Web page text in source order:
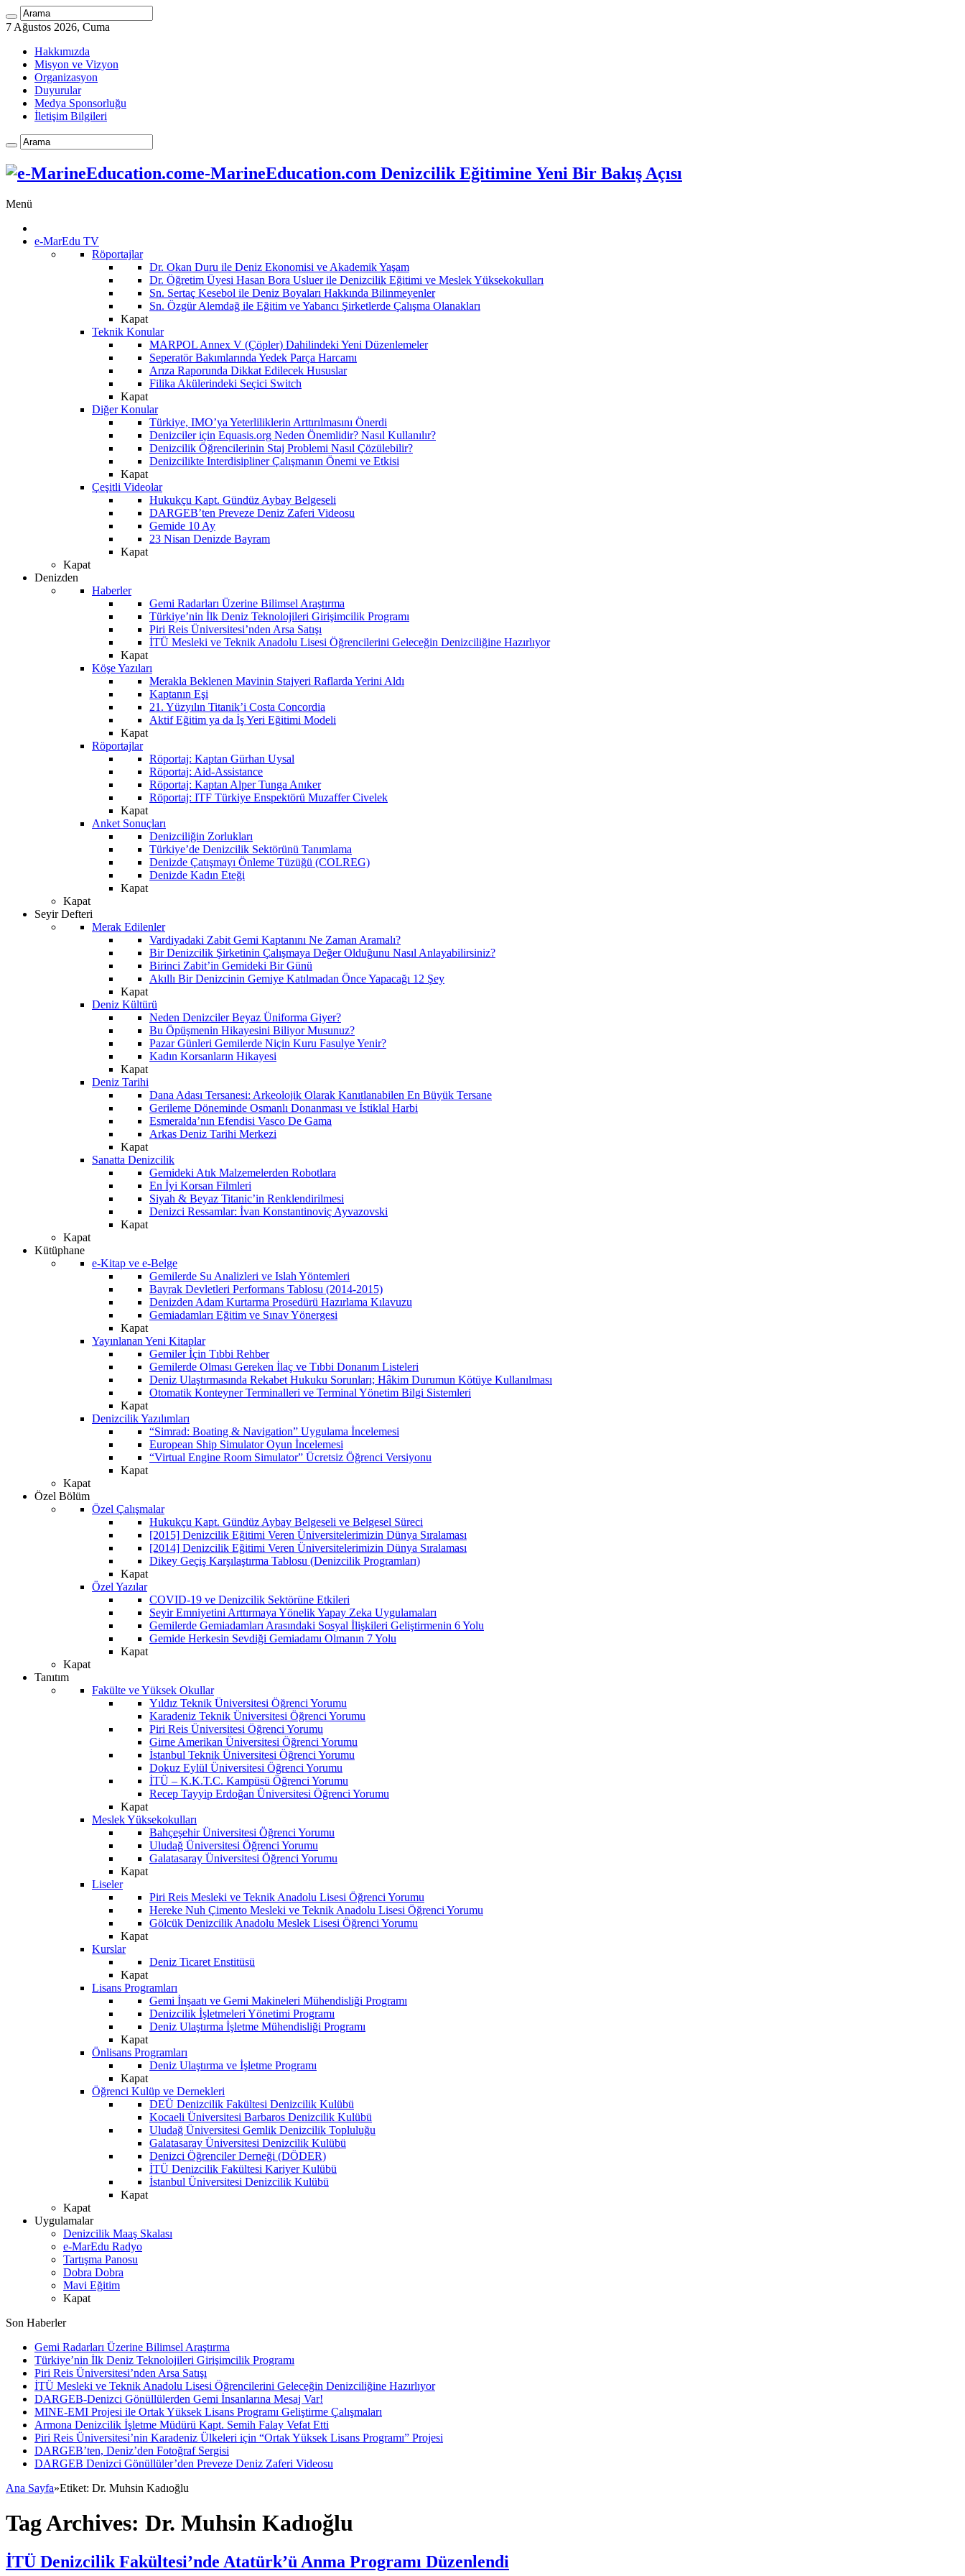
7 Ağustos 2026, Cuma
Hakkımızda
Misyon ve Vizyon
Organizasyon
Duyurular
Medya Sponsorluğu
İletişim Bilgileri
e-MarineEducation.com Denizcilik Eğitimine Yeni Bir Bakış Açısı
Menü
e-MarEdu TV
Röportajlar
Dr. Okan Duru ile Deniz Ekonomisi ve Akademik Yaşam
Dr. Öğretim Üyesi Hasan Bora Usluer ile Denizcilik Eğitimi ve Meslek Yüksekokulları
Sn. Sertaç Kesebol ile Deniz Boyaları Hakkında Bilinmeyenler
Sn. Özgür Alemdağ ile Eğitim ve Yabancı Şirketlerde Çalışma Olanakları
Kapat
Teknik Konular
MARPOL Annex V (Çöpler) Dahilindeki Yeni Düzenlemeler
Seperatör Bakımlarında Yedek Parça Harcamı
Arıza Raporunda Dikkat Edilecek Hususlar
Filika Akülerindeki Seçici Switch
Kapat
Diğer Konular
Türkiye, IMO’ya Yeterliliklerin Arttırılmasını Önerdi
Denizciler için Equasis.org Neden Önemlidir? Nasıl Kullanılır?
Denizcilik Öğrencilerinin Staj Problemi Nasıl Çözülebilir?
Denizcilikte Interdisipliner Çalışmanın Önemi ve Etkisi
Kapat
Çeşitli Videolar
Hukukçu Kapt. Gündüz Aybay Belgeseli
DARGEB’ten Preveze Deniz Zaferi Videosu
Gemide 10 Ay
23 Nisan Denizde Bayram
Kapat
Kapat
Denizden
Haberler
Gemi Radarları Üzerine Bilimsel Araştırma
Türkiye’nin İlk Deniz Teknolojileri Girişimcilik Programı
Piri Reis Üniversitesi’nden Arsa Satışı
İTÜ Mesleki ve Teknik Anadolu Lisesi Öğrencilerini Geleceğin Denizciliğine Hazırlıyor
Kapat
Köşe Yazıları
Merakla Beklenen Mavinin Stajyeri Raflarda Yerini Aldı
Kaptanın Eşi
21. Yüzyılın Titanik’i Costa Concordia
Aktif Eğitim ya da İş Yeri Eğitimi Modeli
Kapat
Röportajlar
Röportaj: Kaptan Gürhan Uysal
Röportaj: Aid-Assistance
Röportaj: Kaptan Alper Tunga Anıker
Röportaj: ITF Türkiye Enspektörü Muzaffer Civelek
Kapat
Anket Sonuçları
Denizciliğin Zorlukları
Türkiye’de Denizcilik Sektörünü Tanımlama
Denizde Çatışmayı Önleme Tüzüğü (COLREG)
Denizde Kadın Eteği
Kapat
Kapat
Seyir Defteri
Merak Edilenler
Vardiyadaki Zabit Gemi Kaptanını Ne Zaman Aramalı?
Bir Denizcilik Şirketinin Çalışmaya Değer Olduğunu Nasıl Anlayabilirsiniz?
Birinci Zabit’in Gemideki Bir Günü
Akıllı Bir Denizcinin Gemiye Katılmadan Önce Yapacağı 12 Şey
Kapat
Deniz Kültürü
Neden Denizciler Beyaz Üniforma Giyer?
Bu Öpüşmenin Hikayesini Biliyor Musunuz?
Pazar Günleri Gemilerde Niçin Kuru Fasulye Yenir?
Kadın Korsanların Hikayesi
Kapat
Deniz Tarihi
Dana Adası Tersanesi: Arkeolojik Olarak Kanıtlanabilen En Büyük Tersane
Gerileme Döneminde Osmanlı Donanması ve İstiklal Harbi
Esmeralda’nın Efendisi Vasco De Gama
Arkas Deniz Tarihi Merkezi
Kapat
Sanatta Denizcilik
Gemideki Atık Malzemelerden Robotlara
En İyi Korsan Filmleri
Siyah & Beyaz Titanic’in Renklendirilmesi
Denizci Ressamlar: İvan Konstantinoviç Ayvazovski
Kapat
Kapat
Kütüphane
e-Kitap ve e-Belge
Gemilerde Su Analizleri ve Islah Yöntemleri
Bayrak Devletleri Performans Tablosu (2014-2015)
Denizden Adam Kurtarma Prosedürü Hazırlama Kılavuzu
Gemiadamları Eğitim ve Sınav Yönergesi
Kapat
Yayınlanan Yeni Kitaplar
Gemiler İçin Tıbbi Rehber
Gemilerde Olması Gereken İlaç ve Tıbbi Donanım Listeleri
Deniz Ulaştırmasında Rekabet Hukuku Sorunları; Hâkim Durumun Kötüye Kullanılması
Otomatik Konteyner Terminalleri ve Terminal Yönetim Bilgi Sistemleri
Kapat
Denizcilik Yazılımları
“Simrad: Boating & Navigation” Uygulama İncelemesi
European Ship Simulator Oyun İncelemesi
“Virtual Engine Room Simulator” Ücretsiz Öğrenci Versiyonu
Kapat
Kapat
Özel Bölüm
Özel Çalışmalar
Hukukçu Kapt. Gündüz Aybay Belgeseli ve Belgesel Süreci
[2015] Denizcilik Eğitimi Veren Üniversitelerimizin Dünya Sıralaması
[2014] Denizcilik Eğitimi Veren Üniversitelerimizin Dünya Sıralaması
Dikey Geçiş Karşılaştırma Tablosu (Denizcilik Programları)
Kapat
Özel Yazılar
COVID-19 ve Denizcilik Sektörüne Etkileri
Seyir Emniyetini Arttırmaya Yönelik Yapay Zeka Uygulamaları
Gemilerde Gemiadamları Arasındaki Sosyal İlişkileri Geliştirmenin 6 Yolu
Gemide Herkesin Sevdiği Gemiadamı Olmanın 7 Yolu
Kapat
Kapat
Tanıtım
Fakülte ve Yüksek Okullar
Yıldız Teknik Üniversitesi Öğrenci Yorumu
Karadeniz Teknik Üniversitesi Öğrenci Yorumu
Piri Reis Üniversitesi Öğrenci Yorumu
Girne Amerikan Üniversitesi Öğrenci Yorumu
İstanbul Teknik Üniversitesi Öğrenci Yorumu
Dokuz Eylül Üniversitesi Öğrenci Yorumu
İTÜ – K.K.T.C. Kampüsü Öğrenci Yorumu
Recep Tayyip Erdoğan Üniversitesi Öğrenci Yorumu
Kapat
Meslek Yüksekokulları
Bahçeşehir Üniversitesi Öğrenci Yorumu
Uludağ Üniversitesi Öğrenci Yorumu
Galatasaray Üniversitesi Öğrenci Yorumu
Kapat
Liseler
Piri Reis Mesleki ve Teknik Anadolu Lisesi Öğrenci Yorumu
Hereke Nuh Çimento Mesleki ve Teknik Anadolu Lisesi Öğrenci Yorumu
Gölcük Denizcilik Anadolu Meslek Lisesi Öğrenci Yorumu
Kapat
Kurslar
Deniz Ticaret Enstitüsü
Kapat
Lisans Programları
Gemi İnşaatı ve Gemi Makineleri Mühendisliği Programı
Denizcilik İşletmeleri Yönetimi Programı
Deniz Ulaştırma İşletme Mühendisliği Programı
Kapat
Önlisans Programları
Deniz Ulaştırma ve İşletme Programı
Kapat
Öğrenci Kulüp ve Dernekleri
DEÜ Denizcilik Fakültesi Denizcilik Kulübü
Kocaeli Üniversitesi Barbaros Denizcilik Kulübü
Uludağ Üniversitesi Gemlik Denizcilik Topluluğu
Galatasaray Üniversitesi Denizcilik Kulübü
Denizci Öğrenciler Derneği (DÖDER)
İTÜ Denizcilik Fakültesi Kariyer Kulübü
İstanbul Üniversitesi Denizcilik Kulübü
Kapat
Kapat
Uygulamalar
Denizcilik Maaş Skalası
e-MarEdu Radyo
Tartışma Panosu
Dobra Dobra
Mavi Eğitim
Kapat
Son Haberler
Gemi Radarları Üzerine Bilimsel Araştırma
Türkiye’nin İlk Deniz Teknolojileri Girişimcilik Programı
Piri Reis Üniversitesi’nden Arsa Satışı
İTÜ Mesleki ve Teknik Anadolu Lisesi Öğrencilerini Geleceğin Denizciliğine Hazırlıyor
DARGEB-Denizci Gönüllülerden Gemi İnsanlarına Mesaj Var!
MINE-EMI Projesi ile Ortak Yüksek Lisans Programı Geliştirme Çalışmaları
Armona Denizcilik İşletme Müdürü Kapt. Semih Falay Vefat Etti
Piri Reis Üniversitesi’nin Karadeniz Ülkeleri için “Ortak Yüksek Lisans Programı” Projesi
DARGEB’ten, Deniz’den Fotoğraf Sergisi
DARGEB Denizci Gönüllüler’den Preveze Deniz Zaferi Videosu
Ana Sayfa»Etiket: Dr. Muhsin Kadıoğlu
Tag Archives: Dr. Muhsin Kadıoğlu
İTÜ Denizcilik Fakültesi’nde Atatürk’ü Anma Programı Düzenlendi